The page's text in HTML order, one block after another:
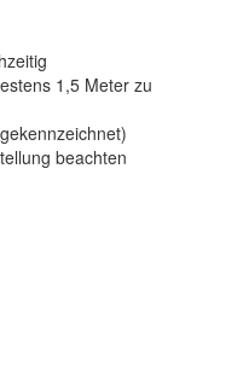
1,5 Meter zu
beachten